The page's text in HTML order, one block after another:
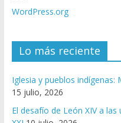
WordPress.org
Lo más reciente
Iglesia y pueblos
15 julio, 2026
El desafío de León XIV a